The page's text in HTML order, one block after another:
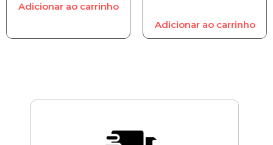
Adicionar ao carrinho
Adicionar ao carrinho